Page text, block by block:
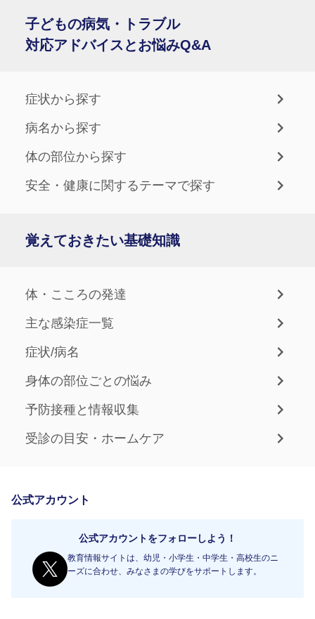
子どもの病気・トラブル
対応アドバイスとお悩みQ&A
症状から探す
病名から探す
体の部位から探す
安全・健康に関するテーマで探す
覚えておきたい基礎知識
体・こころの発達
主な感染症一覧
症状/病名
身体の部位ごとの悩み
予防接種と情報収集
受診の目安・ホームケア
公式アカウント
公式アカウントをフォローしよう！
教育情報サイトは、幼児・小学生・中学生・高校生のニ
ーズに合わせ、みなさまの学びをサポートします。